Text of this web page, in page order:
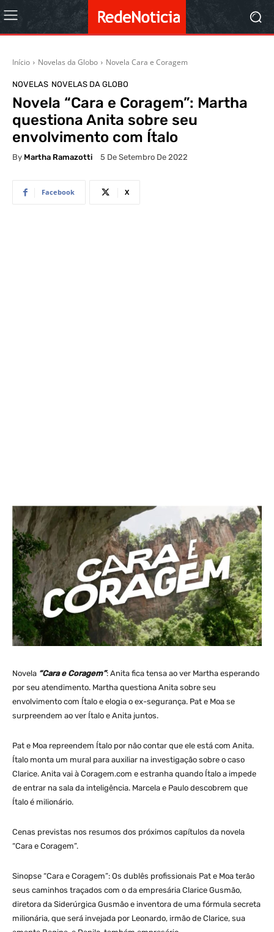
Início Novelas da Globo Novela Cara e Coragem
NOVELAS NOVELAS DA GLOBO
Novela “Cara e Coragem”: Martha
questiona Anita sobre seu
envolvimento com Ítalo
By Martha Ramazotti 5 De Setembro De 2022
Facebook X
Novela “Cara e Coragem”: Anita fica tensa ao ver Martha esperando
por seu atendimento. Martha questiona Anita sobre seu
envolvimento com Ítalo e elogia o ex-segurança. Pat e Moa se
surpreendem ao ver Ítalo e Anita juntos.
Pat e Moa repreendem Ítalo por não contar que ele está com Anita.
Ítalo monta um mural para auxiliar na investigação sobre o caso
Clarice. Anita vai à Coragem.com e estranha quando Ítalo a impede
de entrar na sala da inteligência. Marcela e Paulo descobrem que
Ítalo é milionário.
Cenas previstas nos resumos dos próximos capítulos da novela
“Cara e Coragem”.
Sinopse “Cara e Coragem”: Os dublês profissionais Pat e Moa terão
seus caminhos traçados com o da empresária Clarice Gusmão,
diretora da Siderúrgica Gusmão e inventora de uma fórmula secreta
milionária, que será invejada por Leonardo, irmão de Clarice, sua